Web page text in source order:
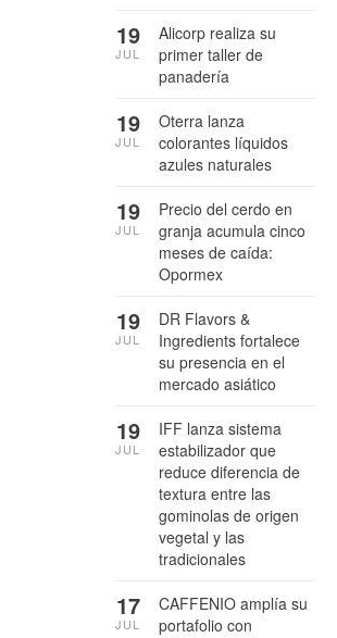
Alicorp realiza su
primer taller de
panadería
19
JUL
Oterra lanza
colorantes líquidos
azules naturales
19
JUL
Precio del cerdo en
granja acumula cinco
meses de caída:
Opormex
19
JUL
DR Flavors &
Ingredients fortalece
su presencia en el
mercado asiático
19
JUL
IFF lanza sistema
estabilizador que
reduce diferencia de
textura entre las
gominolas de origen
vegetal y las
tradicionales
19
JUL
CAFFENIO amplía su
portafolio con
17
JUL